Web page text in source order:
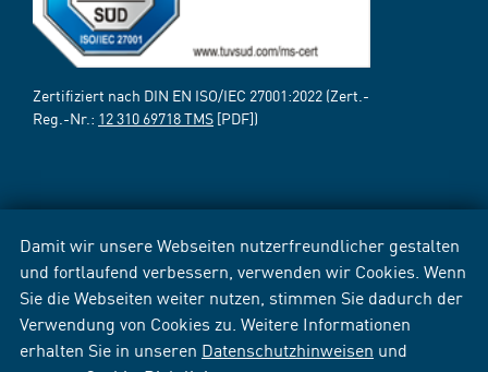
Damit wir unsere Webseiten nutzerfreundlicher gestalten
und fortlaufend verbessern, verwenden wir Cookies. Wenn
Sie die Webseiten weiter nutzen, stimmen Sie dadurch der
Verwendung von Cookies zu. Weitere Informationen
erhalten Sie in unseren Datenschutzhinweisen und
Zertifiziert nach DIN EN ISO/IEC 27001:2022 (Zert.-
Reg.-Nr.: 12 310 69718 TMS [PDF])